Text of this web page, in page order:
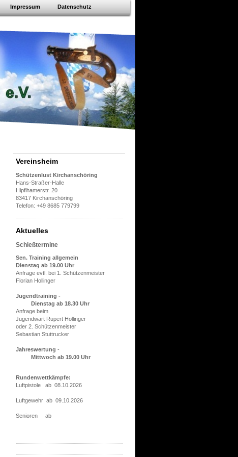
Impressum Datenschutz
Vereinsheim
Schützenlust Kirchanschöring
Hans-Straßer-Halle
Hipflhamerstr. 20
83417 Kirchanschöring
Telefon: +49 8685 779799
Aktuelles
Schießtermine
Sen. Training allgemein
Dienstag ab 19.00 Uhr
Anfrage evtl. bei 1. Schützenmeister
Florian Hollinger
Jugendtraining -
Dienstag ab 18.30 Uhr
Anfrage beim
Jugendwart Rupert Hollinger
oder 2. Schützenmeister
Sebastian Stuttrucker
Jahreswertung -
Mittwoch ab 19.00 Uhr
Rundenwettkämpfe:
Luftpistole ab 08.10.2026
Luftgewehr ab 09.10.2026
Senioren ab